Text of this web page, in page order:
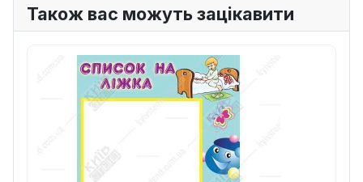
Також вас можуть зацікавити